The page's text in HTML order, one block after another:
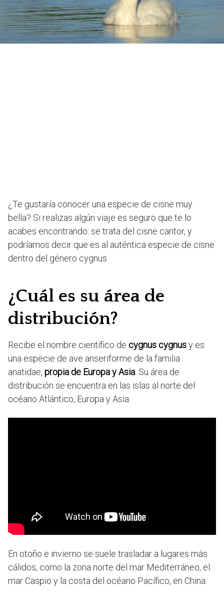
¿Te gustaría conocer una especie de cisne muy
bella? Si realizas algún viaje es seguro que te lo
acabes encontrando: se trata del cisne cantor, y
podríamos decir que es al auténtica especie de cisne
dentro del género cygnus.
¿Cuál es su área de
distribución?
Recibe el nombre científico de cygnus cygnusy es
una especie de ave anseriforme de la familia
anatidae, propia de Europa y Asia . Su área de
distribución se encuentra en las islas al norte del
océano Atlántico, Europa y Asia.
En otoño e invierno se suele trasladar a lugares más
cálidos, como la zona norte del mar Mediterráneo, el
mar Caspio y la costa del océano Pacífico, en China.